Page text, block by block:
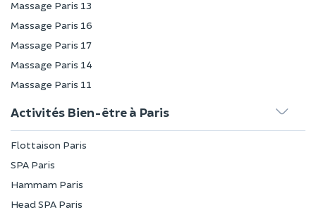
Massage Paris 13
Massage Paris 16
Massage Paris 17
Massage Paris 14
Massage Paris 11
Activités Bien-être à Paris
Flottaison Paris
SPA Paris
Hammam Paris
Head SPA Paris